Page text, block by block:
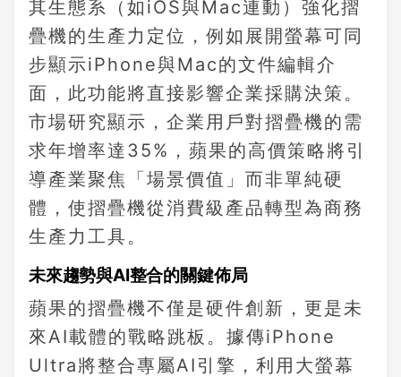
其生態系（如iOS與Mac連動）強化摺
疊機的生產力定位，例如展開螢幕可同
步顯示iPhone與Mac的文件編輯介
面，此功能將直接影響企業採購決策。
市場研究顯示，企業用戶對摺疊機的需
求年增率達35%，蘋果的高價策略將引
導產業聚焦「場景價值」而非單純硬
體，使摺疊機從消費級產品轉型為商務
生產力工具。
未來趨勢與AI整合的關鍵佈局
蘋果的摺疊機不僅是硬件創新，更是未
來AI載體的戰略跳板。據傳iPhone
Ultra將整合專屬AI引擎，利用大螢幕